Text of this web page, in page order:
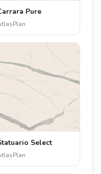
Pure
Select